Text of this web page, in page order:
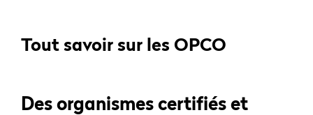
Tout savoir sur les OPCO
Des organismes certifiés et